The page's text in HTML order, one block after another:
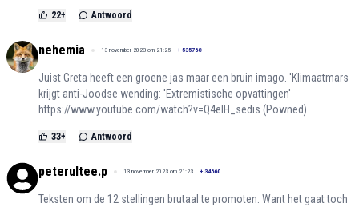
22+ Antwoord
nehemia 13 november 2023 om 21:25 + 535768
Juist Greta heeft een groene jas maar een bruin imago. 'Klimaatmars
krijgt anti-Joodse wending: 'Extremistische opvattingen'
https://www.youtube.com/watch?v=Q4elH_sedis (Powned)
33+ Antwoord
peterultee.p 13 november 2023 om 21:23 + 34660
Teksten om de 12 stellingen brutaal te promoten. Want het gaat toch